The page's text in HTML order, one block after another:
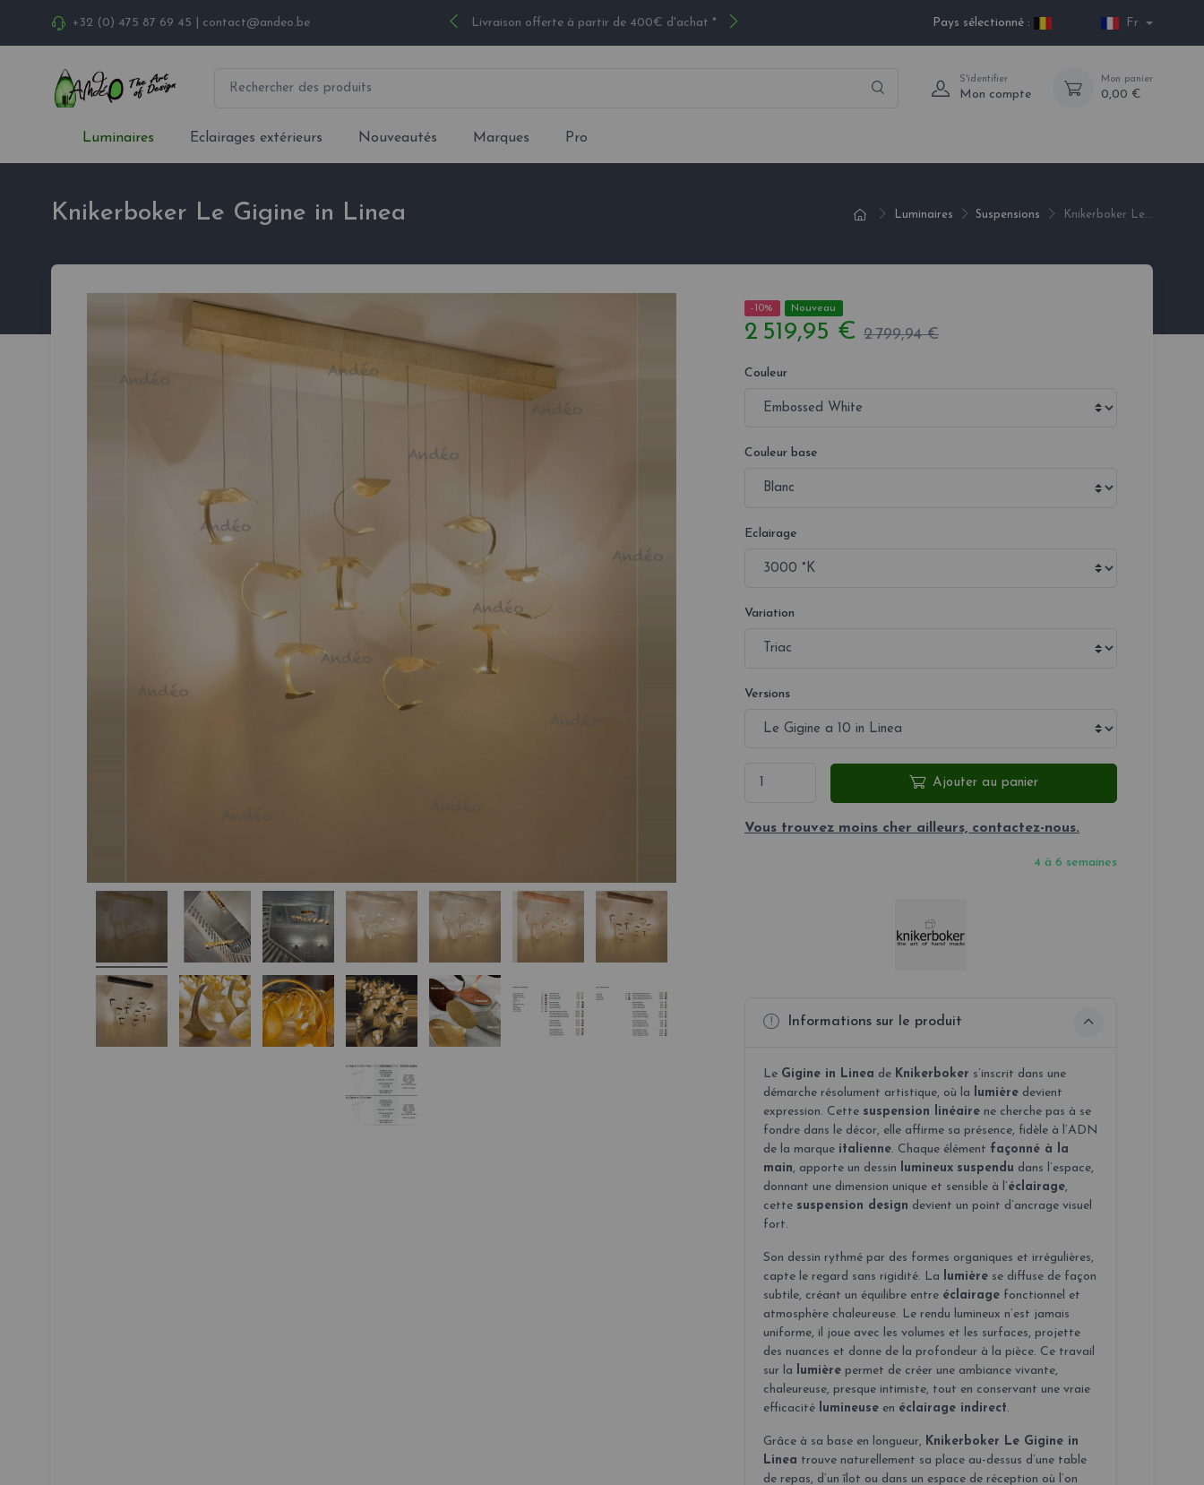
+32 (0) 475 87 69 45 contact@andeo.be Livraison offerte à partir de 400€ d'achat * Pays sélectionné : Fr
S'identifier
Mon compte
Mon panier
0,00 €
Luminaires Eclairages extérieurs Nouveautés Marques Pro
Luminaires Suspensions Knikerboker Le...
Knikerboker Le Gigine in Linea
-10% Nouveau
2 519,95 € 2 799,94 €
Couleur
Couleur base
Eclairage
Variation
Versions
Ajouter au panier
Vous trouvez moins cher ailleurs, contactez-nous.
4 à 6 semaines
Informations sur le produit
Le Gigine in Linea de Knikerboker s’inscrit dans une
démarche résolument artistique, où la
lumièredevient
expression. Cette suspension linéairene cherche pas à se
fondre dans le décor, elle affirme sa présence, fidèle à l’ADN
de la marque italienne. Chaque élément façonné à la
main, apporte un dessin lumineux suspendu dans l’espace,
donnant une dimension unique et sensible à l’éclairage,
cette suspension design devient un point d’ancrage visuel
fort.
Son dessin rythmé par des formes organiques et irrégulières,
capte le regard sans rigidité. La
lumièrese diffuse de façon
subtile, créant un équilibre entre éclairagefonctionnel et
atmosphère chaleureuse. Le rendu lumineux n’est jamais
uniforme, il joue avec les volumes et les surfaces, projette
des nuances et donne de la profondeur à la pièce. Ce travail
sur la
lumièrepermet de créer une ambiance vivante,
chaleureuse, presque intimiste, tout en conservant une vraie
efficacité lumineuseen éclairage indirect.
Grâce à sa base en longueur, Knikerboker Le Gigine in
Linea trouve naturellement sa place au-dessus d’une table
de repas, d’un îlot ou dans un espace de réception où l’on